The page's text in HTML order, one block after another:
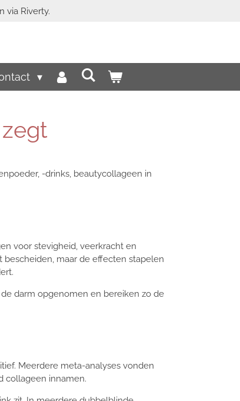
via Riverty.
-drinks, beautycollageen in
voor stevigheid, veerkracht en
bescheiden, maar de effecten stapelen
darm opgenomen en bereiken zo de
Meerdere meta-analyses vonden
collageen innamen.